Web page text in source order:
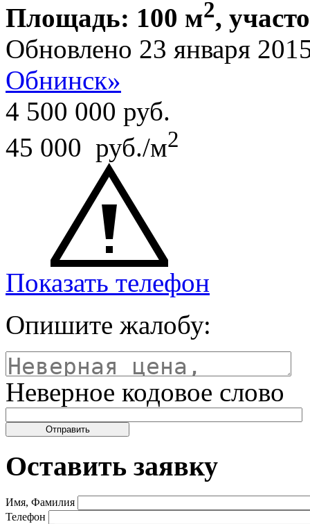
Площадь: 100 м2,
Обновлено 23 января
Обнинск»
4 500 000 руб.
45 000 руб./м2
Показать телефон
Опишите жалобу:
Неверное кодовое слово
Оставить заявку
Имя, Фамилия
Телефон